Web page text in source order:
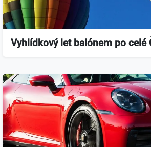
Vyhlídkový let balónem po celé